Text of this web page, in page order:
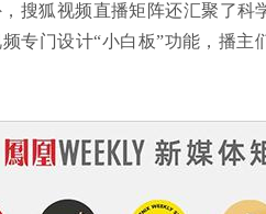
搜狐视频直播矩阵还汇聚了科
专门设计“小白板”功能，播